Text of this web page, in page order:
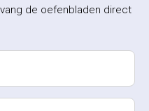
de oefenbladen direct